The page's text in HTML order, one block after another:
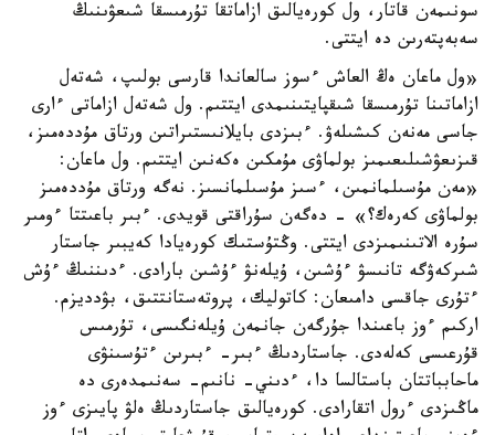
سونىمەن قاتار، ول كورەيالىق ازاماتقا تۇرمىسقا شىعۋىنىڭ
سەبەپتەرىن دە ايتتى.
«ول ماعان ەڭ العاش ءسوز سالعاندا قارسى بولىپ، شەتەل
ازاماتىنا تۇرمىسقا شىقپايتىنىمدى ايتتىم. ول شەتەل ازاماتى ءارى
جاسى مەنەن كىشىلەۋ. ءبىزدى بايلانىستىراتىن ورتاق مۇددەمىز،
قىزىعۋشىلىعىمىز بولماۋى مۇمكىن ەكەنىن ايتتىم. ول ماعان:
«مەن مۇسىلمانمىن، ءسىز مۇسىلمانسىز. نەگە ورتاق مۇددەمىز
بولماۋى كەرەك؟» - دەگەن سۇراقتى قويدى. ءبىر باعىتتا ءومىر
سۇرە الاتىنىمىزدى ايتتى. وڭتۇستىك كورەيادا كەيبىر جاستار
شىركەۋگە تانىسۋ ءۇشىن، ۇيلەنۋ ءۇشىن بارادى. ءدىننىڭ ءۇش
ءتۇرى جاقسى دامىعان: كاتوليك، پروتەستانتتىق، بۋدديزم.
اركىم ءوز باعىندا جۇرگەن جانمەن ۇيلەنگىسى، تۇرمىس
قۇرعىسى كەلەدى. جاستاردىڭ ءبىر- ءبىرىن ءتۇسىنۋى
ماحابباتتان باستالسا دا، ءدىني- نانىم- سەنىمدەرى دە
ماڭىزدى ءرول اتقارادى. كورەيالىق جاستاردىڭ ەلۋ پايىزى ءوز